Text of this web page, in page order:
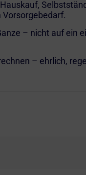
– nicht auf ein
– ehrlich,